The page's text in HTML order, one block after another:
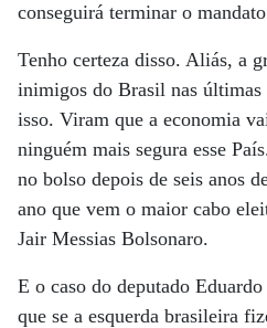
conseguirá terminar o
Tenho certeza disso. Aliás, a
inimigos do Brasil nas últimas
isso. Viram que a economia
ninguém mais segura esse
no bolso depois de seis anos
ano que vem o maior cabo
Jair Messias Bolsonaro.
E o caso do deputado
que se a esquerda brasileira